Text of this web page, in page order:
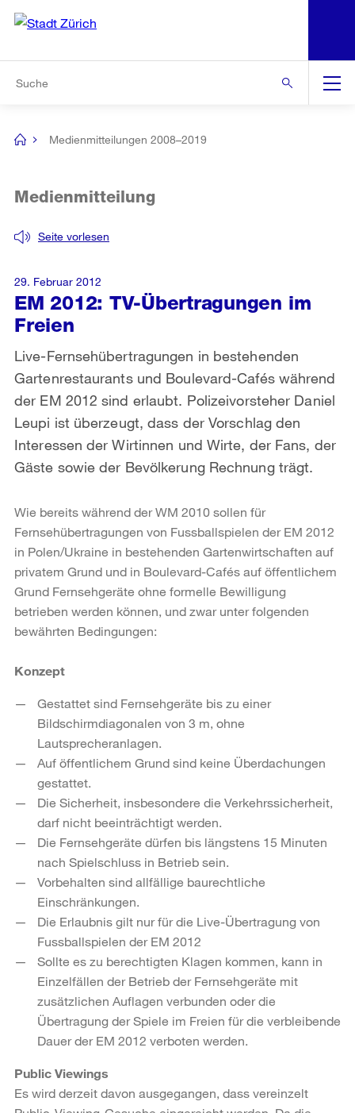
Navigation
[no
Medienmitteilungen 2008–2019
EM 2012: TV-Übertragungen im
Freien
Seite vorlesen
Medienmitteilung
Live-Fernsehübertragungen in bestehenden
Gartenrestaurants und Boulevard-Cafés während
der EM 2012 sind erlaubt. Polizeivorsteher Daniel
Leupi ist überzeugt, dass der Vorschlag den
Interessen der Wirtinnen und Wirte, der Fans, der
Gäste sowie der Bevölkerung Rechnung trägt.
29. Februar 2012
Wie bereits während der WM 2010 sollen für
Fernsehübertragungen von Fussballspielen der EM 2012
in Polen/Ukraine in bestehenden Gartenwirtschaften auf
privatem Grund und in Boulevard-Cafés auf öffentlichem
Grund Fernsehgeräte ohne formelle Bewilligung
betrieben werden können, und zwar unter folgenden
bewährten Bedingungen:
Konzept
Gestattet sind Fernsehgeräte bis zu einer
Bildschirmdiagonalen von 3 m, ohne
Lautsprecheranlagen.
Auf öffentlichem Grund sind keine Überdachungen
gestattet.
Die Sicherheit, insbesondere die Verkehrssicherheit,
darf nicht beeinträchtigt werden.
Die Fernsehgeräte dürfen bis längstens 15 Minuten
nach Spielschluss in Betrieb sein.
Vorbehalten sind allfällige baurechtliche
Einschränkungen.
Die Erlaubnis gilt nur für die Live-Übertragung von
Fussballspielen der EM 2012
Sollte es zu berechtigten Klagen kommen, kann in
Einzelfällen der Betrieb der Fernsehgeräte mit
zusätzlichen Auflagen verbunden oder die
Übertragung der Spiele im Freien für die verbleibende
Dauer der EM 2012 verboten werden.
Public Viewings
Es wird derzeit davon ausgegangen, dass vereinzelt